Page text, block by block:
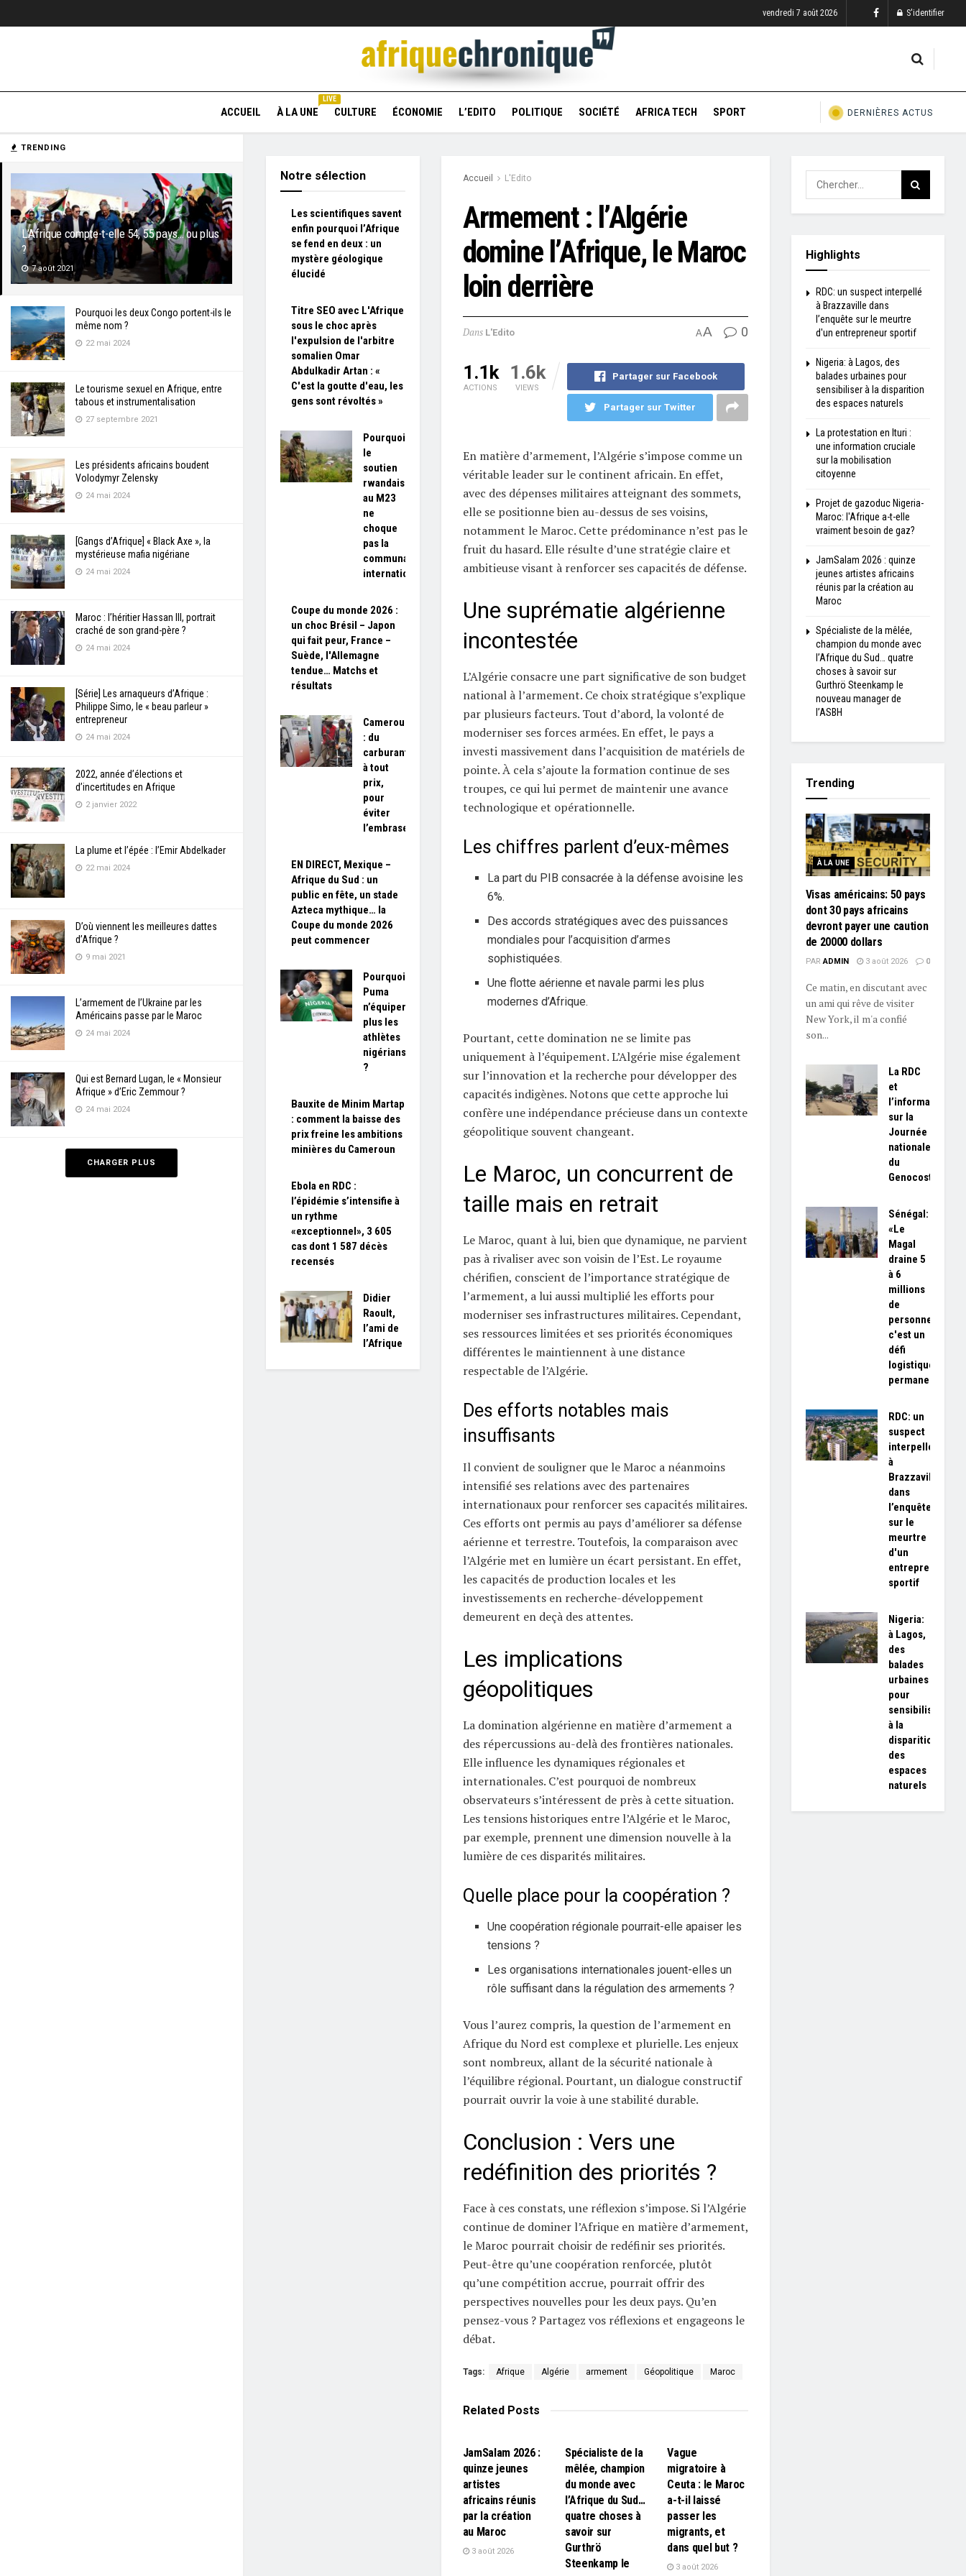
TRENDING
L’Afrique compte-t-elle 54, 55 pays… ou plus
?
7 août 2021
Pourquoi les deux Congo portent-ils le
même nom ?
22 mai 2024
Le tourisme sexuel en Afrique, entre
tabous et instrumentalisation
27 septembre 2021
Les présidents africains boudent
Volodymyr Zelensky
24 mai 2024
[Gangs d’Afrique] « Black Axe », la
mystérieuse mafia nigériane
24 mai 2024
Maroc : l’héritier Hassan III, portrait
craché de son grand-père ?
24 mai 2024
[Série] Les arnaqueurs d’Afrique :
Philippe Simo, le « beau parleur »
entrepreneur
24 mai 2024
2022, année d’élections et
d’incertitudes en Afrique
2 janvier 2022
La plume et l’épée : l’Emir Abdelkader
22 mai 2024
D’où viennent les meilleures dattes
d’Afrique ?
9 mai 2021
L’armement de l’Ukraine par les
Américains passe par le Maroc
24 mai 2024
Qui est Bernard Lugan, le « Monsieur
Afrique » d’Eric Zemmour ?
24 mai 2024
CHARGER PLUS
vendredi 7 août 2026 S'identifier
ACCUEIL À LA UNE
LIVE
CULTURE ÉCONOMIE L’EDITO POLITIQUE SOCIÉTÉ AFRICA TECH SPORT DERNIÈRES ACTUS
Accueil L'Edito
Armement : l’Algérie
domine l’Afrique, le Maroc
loin derrière
Dans L'Edito AA 0
1.1k
ACTIONS
1.6k
VIEWS
Partager sur Facebook
Partager sur Twitter
En matière d’armement, l’Algérie s’impose comme un
véritable leader sur le continent africain. En effet,
avec des dépenses militaires atteignant des sommets,
elle se positionne bien au-dessus de ses voisins,
notamment le Maroc. Cette prédominance n’est pas le
fruit du hasard. Elle résulte d’une stratégie claire et
ambitieuse visant à renforcer ses capacités de défense.
Une suprématie algérienne
incontestée
L’Algérie consacre une part significative de son budget
national à l’armement. Ce choix stratégique s’explique
par plusieurs facteurs. Tout d’abord, la volonté de
moderniser ses forces armées. En effet, le pays a
investi massivement dans l’acquisition de matériels de
pointe. À cela s’ajoute la formation continue de ses
troupes, ce qui lui permet de maintenir une avance
technologique et opérationnelle.
Les chiffres parlent d’eux-mêmes
La part du PIB consacrée à la défense avoisine les
6%.
Des accords stratégiques avec des puissances
mondiales pour l’acquisition d’armes
sophistiquées.
Une flotte aérienne et navale parmi les plus
modernes d’Afrique.
Pourtant, cette domination ne se limite pas
uniquement à l’équipement. L’Algérie mise également
sur l’innovation et la recherche pour développer des
capacités indigènes. Notons que cette approche lui
confère une indépendance précieuse dans un contexte
géopolitique souvent changeant.
Le Maroc, un concurrent de
taille mais en retrait
Le Maroc, quant à lui, bien que dynamique, ne parvient
pas à rivaliser avec son voisin de l’Est. Le royaume
chérifien, conscient de l’importance stratégique de
l’armement, a lui aussi multiplié les efforts pour
moderniser ses infrastructures militaires. Cependant,
ses ressources limitées et ses priorités économiques
différentes le maintiennent à une distance
respectable de l’Algérie.
Des efforts notables mais
insuffisants
Il convient de souligner que le Maroc a néanmoins
intensifié ses relations avec des partenaires
internationaux pour renforcer ses capacités militaires.
Ces efforts ont permis au pays d’améliorer sa défense
aérienne et terrestre. Toutefois, la comparaison avec
l’Algérie met en lumière un écart persistant. En effet,
les capacités de production locales et les
investissements en recherche-développement
demeurent en deçà des attentes.
Les implications
géopolitiques
La domination algérienne en matière d’armement a
des répercussions au-delà des frontières nationales.
Elle influence les dynamiques régionales et
internationales. C’est pourquoi de nombreux
observateurs s’intéressent de près à cette situation.
Les tensions historiques entre l’Algérie et le Maroc,
par exemple, prennent une dimension nouvelle à la
lumière de ces disparités militaires.
Quelle place pour la coopération ?
Une coopération régionale pourrait-elle apaiser les
tensions ?
Les organisations internationales jouent-elles un
rôle suffisant dans la régulation des armements ?
Vous l’aurez compris, la question de l’armement en
Afrique du Nord est complexe et plurielle. Les enjeux
sont nombreux, allant de la sécurité nationale à
l’équilibre régional. Pourtant, un dialogue constructif
pourrait ouvrir la voie à une stabilité durable.
Conclusion : Vers une
redéfinition des priorités ?
Face à ces constats, une réflexion s’impose. Si l’Algérie
continue de dominer l’Afrique en matière d’armement,
le Maroc pourrait choisir de redéfinir ses priorités.
Peut-être qu’une coopération renforcée, plutôt
qu’une compétition accrue, pourrait offrir des
perspectives nouvelles pour les deux pays. Qu’en
pensez-vous ? Partagez vos réflexions et engageons le
débat.
Tags: Afrique Algérie armement Géopolitique Maroc
RelatedPosts
JamSalam 2026 :
quinze jeunes
artistes
africains réunis
par la création
au Maroc
3 août 2026
Spécialiste de la
mêlée, champion
du monde avec
l’Afrique du Sud…
quatre choses à
savoir sur
Gurthrö
Steenkamp le
Vague
migratoire à
Ceuta : le Maroc
a-t-il laissé
passer les
migrants, et
dans quel but ?
3 août 2026
Notre sélection
Les scientifiques savent
enfin pourquoi l’Afrique
se fend en deux : un
mystère géologique
élucidé
Titre SEO avec L'Afrique
sous le choc après
l'expulsion de l'arbitre
somalien Omar
Abdulkadir Artan : «
C'est la goutte d'eau, les
gens sont révoltés »
Pourquoi
le
soutien
rwandais
au M23
ne
choque
pas la
communauté
internationale
Coupe du monde 2026 :
un choc Brésil – Japon
qui fait peur, France –
Suède, l'Allemagne
tendue… Matchs et
résultats
Cameroun
: du
carburant
à tout
prix,
pour
éviter
l’embrasement
EN DIRECT, Mexique –
Afrique du Sud : un
public en fête, un stade
Azteca mythique… la
Coupe du monde 2026
peut commencer
Pourquoi
Puma
n’équipera
plus les
athlètes
nigérians
?
Bauxite de Minim Martap
: comment la baisse des
prix freine les ambitions
minières du Cameroun
Ebola en RDC :
l’épidémie s’intensifie à
un rythme
«exceptionnel», 3 605
cas dont 1 587 décès
recensés
Didier
Raoult,
l’ami de
l’Afrique
Highlights
RDC: un suspect interpellé
à Brazzaville dans
l’enquête sur le meurtre
d'un entrepreneur sportif
Nigeria: à Lagos, des
balades urbaines pour
sensibiliser à la disparition
des espaces naturels
La protestation en Ituri :
une information cruciale
sur la mobilisation
citoyenne
Projet de gazoduc Nigeria-
Maroc: l'Afrique a-t-elle
vraiment besoin de gaz?
JamSalam 2026 : quinze
jeunes artistes africains
réunis par la création au
Maroc
Spécialiste de la mêlée,
champion du monde avec
l’Afrique du Sud… quatre
choses à savoir sur
Gurthrö Steenkamp le
nouveau manager de
l’ASBH
Trending
À LA UNE
Visas américains: 50 pays
dont 30 pays africains
devront payer une caution
de 20000 dollars
PAR ADMIN 3 août 2026 0
Ce matin, en discutant avec
un ami qui rêve de visiter
New York, il m'a confié
son...
La RDC
et
l’information
sur la
Journée
nationale
du
Genocost
Sénégal:
«Le
Magal
draine 5
à 6
millions
de
personnes,
c'est un
défi
logistique
permanent»
RDC: un
suspect
interpellé
à
Brazzaville
dans
l’enquête
sur le
meurtre
d'un
entrepreneur
sportif
Nigeria:
à Lagos,
des
balades
urbaines
pour
sensibiliser
à la
disparition
des
espaces
naturels